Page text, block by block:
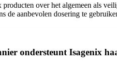
over het algemeen als
de aanbevolen dosering te
ondersteunt Isagenix